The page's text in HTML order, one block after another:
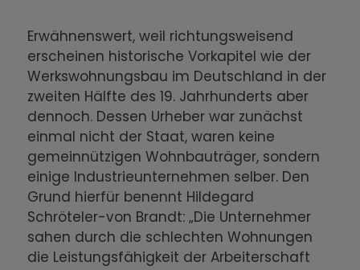
Erwähnenswert, weil richtungsweisend
erscheinen historische Vorkapitel wie der
Werkswohnungsbau im Deutschland in der
zweiten Hälfte des 19. Jahrhunderts aber
dennoch. Dessen Urheber war zunächst
einmal nicht der Staat, waren keine
gemeinnützigen Wohnbauträger, sondern
einige Industrieunternehmen selber. Den
Grund hierfür benennt Hildegard
Schröteler-von Brandt: „Die Unternehmer
sahen durch die schlechten Wohnungen
die Leistungsfähigkeit der Arbeiterschaft